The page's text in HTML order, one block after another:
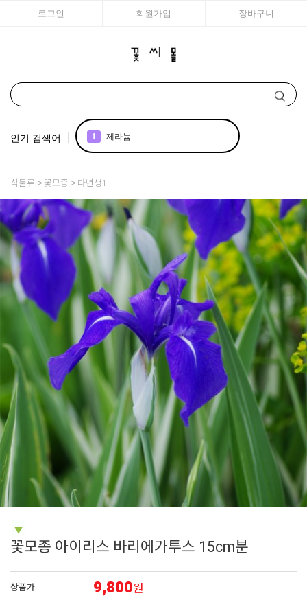
로그인 회원가입 장바구니
인기 검색어 1 제라늄
조날
4 아이비
5
6 매발톱
7 아이비 제라늄
에키네시아
대국
10 플록스
식물류 꽃모종 다년생1
꽃모종 아이리스 바리에가투스 15cm분
상품가 9,800원